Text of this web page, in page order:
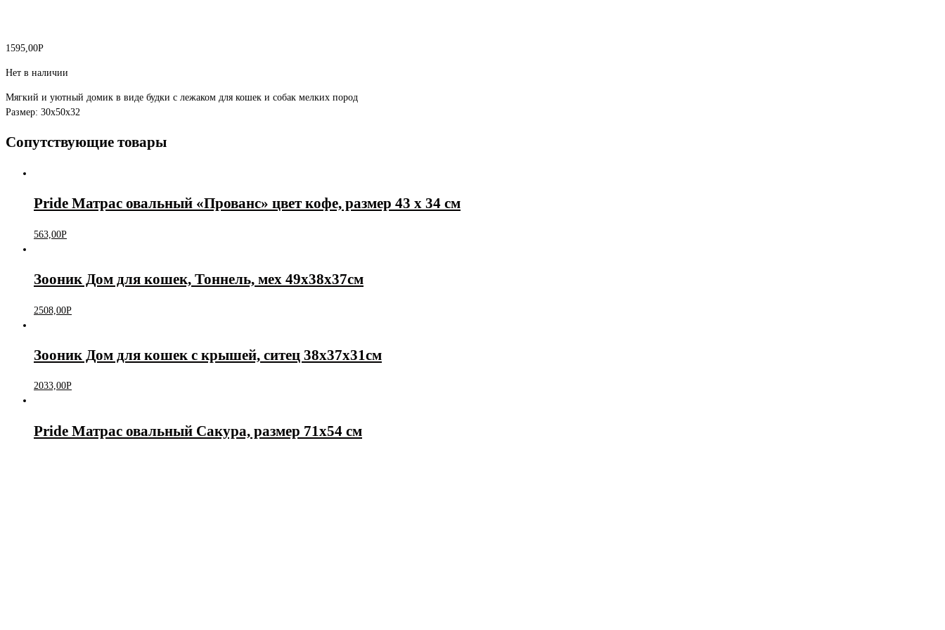
1595,00Р
Нет в наличии
Мягкий и уютный домик в виде будки с лежаком для кошек и собак мелких пород
Размер: 30х50х32
Сопутствующие товары
Pride Матрас овальный «Прованс» цвет кофе, размер 43 х 34 см
563,00Р
Зооник Дом для кошек, Тоннель, мех 49х38х37см
2508,00Р
Зооник Дом для кошек с крышей, ситец 38х37х31см
2033,00Р
Pride Матрас овальный Сакура, размер 71х54 см